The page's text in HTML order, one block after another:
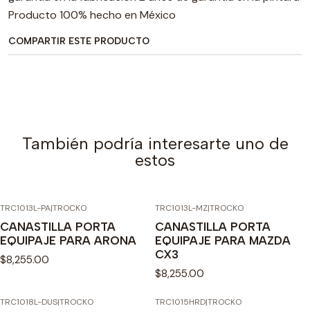
Producto 100% hecho en México
COMPARTIR ESTE PRODUCTO
También podría interesarte uno de
estos
TRC1013L-PA|TROCKO
CANASTILLA PORTA
EQUIPAJE PARA ARONA
$8,255.00
TRC1013L-MZ|TROCKO
CANASTILLA PORTA
EQUIPAJE PARA MAZDA
CX3
$8,255.00
TRC1018L-DUS|TROCKO TRC1015HRD|TROCKO